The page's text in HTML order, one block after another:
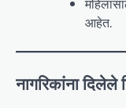
आहेत.
नागरिकांना दिलेले